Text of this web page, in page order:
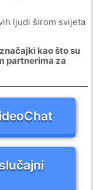
ljudi širom svijeta
kao što su
partnerima za